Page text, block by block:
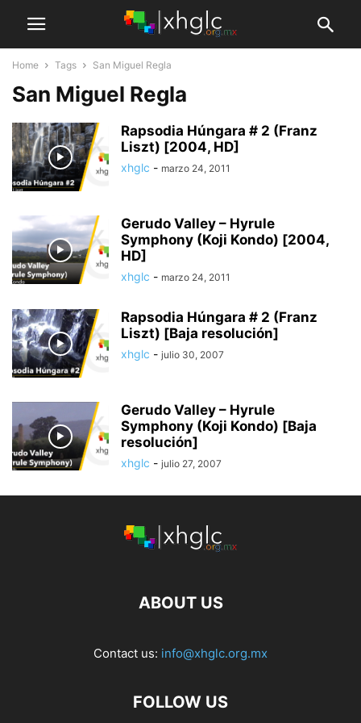
Home Tags San Miguel Regla
San Miguel Regla
Rapsodia Húngara # 2 (Franz
Liszt) [2004, HD]
xhglc - marzo 24, 2011
Gerudo Valley – Hyrule
Symphony (Koji Kondo) [2004,
HD]
xhglc - marzo 24, 2011
Rapsodia Húngara # 2 (Franz
Liszt) [Baja resolución]
xhglc - julio 30, 2007
Gerudo Valley – Hyrule
Symphony (Koji Kondo) [Baja
resolución]
xhglc - julio 27, 2007
ABOUT US
Contact us: info@xhglc.org.mx
FOLLOW US